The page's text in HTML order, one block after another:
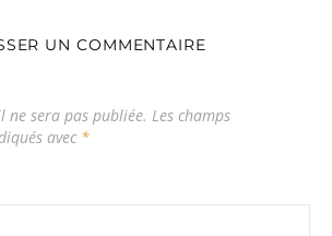
UN COMMENTAIRE
ne sera pas publiée. Les champs
avec *